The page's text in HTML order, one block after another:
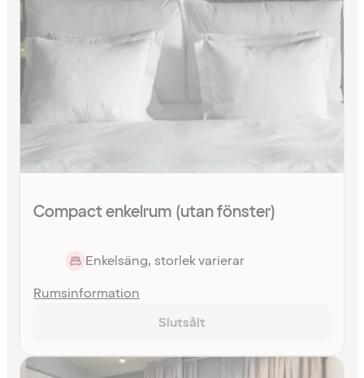
Compact enkelrum (utan fönster)
Enkelsäng, storlek varierar
Rumsinformation
Slutsålt